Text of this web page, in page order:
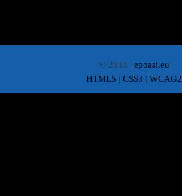
© 2013 | epoasi.eu
HTML5 | CSS3 | WCAG2